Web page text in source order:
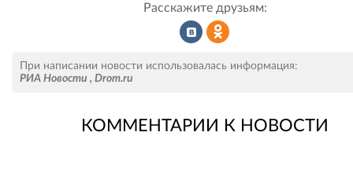
Расскажите друзьям:
во
При написании новости использовалась информация:
РИА Новости , Drom.ru
КОММЕНТАРИИ К НОВОСТИ